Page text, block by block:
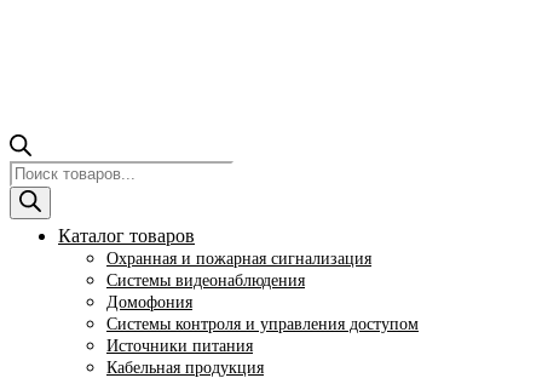
Поиск
товаров
Каталог товаров
Охранная и пожарная сигнализация
Системы видеонаблюдения
Домофония
Системы контроля и управления доступом
Источники питания
Кабельная продукция